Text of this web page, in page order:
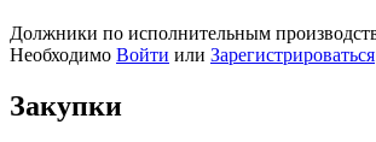
Должники по исполнительным
Необходимо Войти или Зарегистрироваться
Закупки